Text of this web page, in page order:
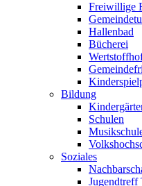
Freiwillige
Hallenbad
Bücherei
Bildung
Schulen
Soziales
Jugendtreff